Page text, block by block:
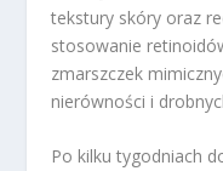
tekstury skóry oraz
stosowanie
zmarszczek
nierówności i
Po kilku tygodniach